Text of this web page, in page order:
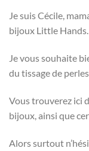
Je suis Cécile,
bijoux Little Hands.
Je vous souhaite
du tissage de
Vous trouverez ici
bijoux, ainsi que
Alors surtout